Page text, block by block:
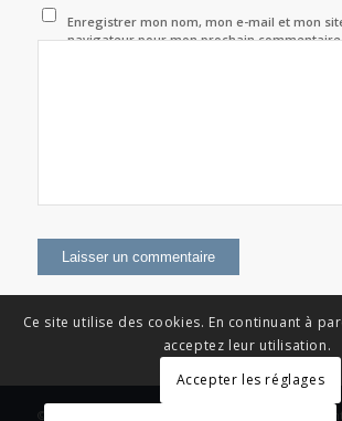
Enregistrer mon nom, mon e-mail et mon
navigateur pour mon prochain
© Copyright - News Nouvelle Acropole - 2023 -
Ce site utilise des cookies. En continuant à
acceptez leur utilisation.
Accepter les réglages